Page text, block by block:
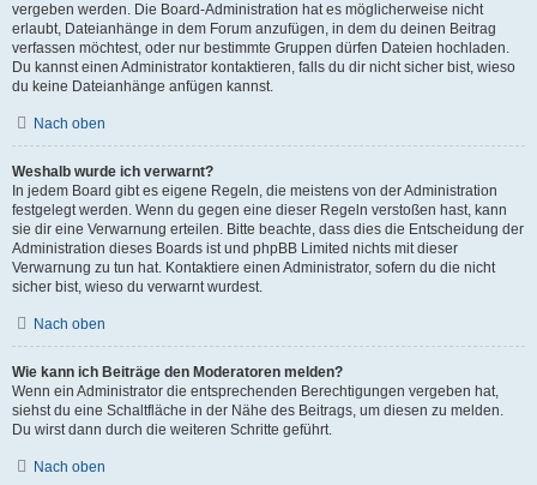
vergeben werden. Die Board-Administration hat es möglicherweise nicht
erlaubt, Dateianhänge in dem Forum anzufügen, in dem du deinen Beitrag
verfassen möchtest, oder nur bestimmte Gruppen dürfen Dateien hochladen.
Du kannst einen Administrator kontaktieren, falls du dir nicht sicher bist, wieso
du keine Dateianhänge anfügen kannst.
Nach oben
Weshalb wurde ich verwarnt?
In jedem Board gibt es eigene Regeln, die meistens von der Administration
festgelegt werden. Wenn du gegen eine dieser Regeln verstoßen hast, kann
sie dir eine Verwarnung erteilen. Bitte beachte, dass dies die Entscheidung der
Administration dieses Boards ist und phpBB Limited nichts mit dieser
Verwarnung zu tun hat. Kontaktiere einen Administrator, sofern du die nicht
sicher bist, wieso du verwarnt wurdest.
Nach oben
Wie kann ich Beiträge den Moderatoren melden?
Wenn ein Administrator die entsprechenden Berechtigungen vergeben hat,
siehst du eine Schaltfläche in der Nähe des Beitrags, um diesen zu melden.
Du wirst dann durch die weiteren Schritte geführt.
Nach oben